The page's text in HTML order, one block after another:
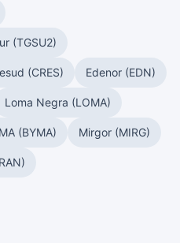
(TGSU2)
(CRES) Edenor (EDN)
Loma Negra (LOMA)
(BYMA) Mirgor (MIRG)